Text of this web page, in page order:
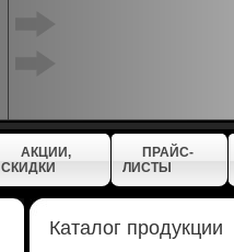
АКЦИИ,
СКИДКИ
ПРАЙС-
ЛИСТЫ
Каталог продукции